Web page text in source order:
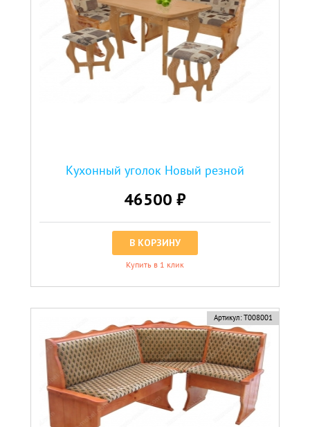
Кухонный уголок Новый резной
46500 ₽
В КОРЗИНУ
Купить в 1 клик
Артикул: Т008001